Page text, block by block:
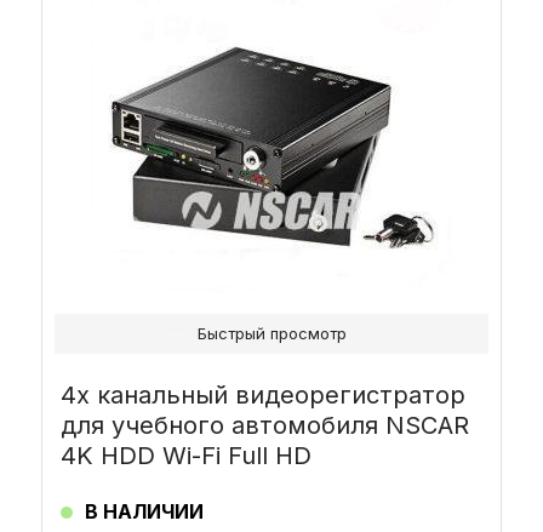
4х канальный видеорегистратор
для учебного автомобиля NSCAR
4K HDD Wi-Fi Full HD
В НАЛИЧИИ
Быстрый просмотр